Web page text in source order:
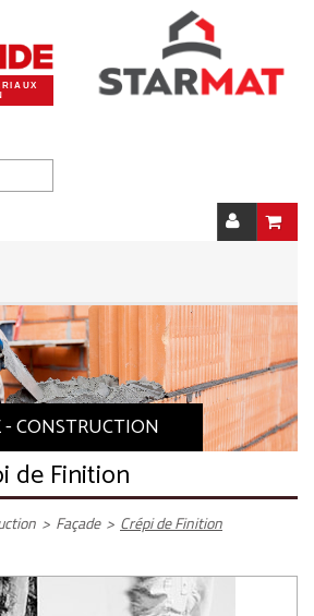
CONSTRUCTION
de Finition
> Façade > Crépi de Finition